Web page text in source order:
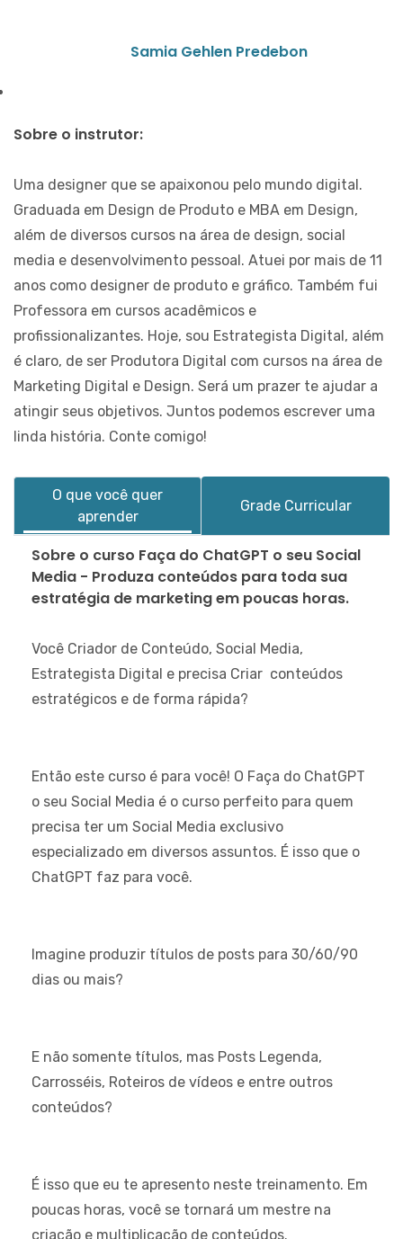
Samia Gehlen Predebon
Sobre o instrutor:
Uma designer que se apaixonou pelo mundo digital.
Graduada em Design de Produto e MBA em Design,
além de diversos cursos na área de design, social
media e desenvolvimento pessoal. Atuei por mais de 11
anos como designer de produto e gráfico. Também fui
Professora em cursos acadêmicos e
profissionalizantes. Hoje, sou Estrategista Digital, além
é claro, de ser Produtora Digital com cursos na área de
Marketing Digital e Design. Será um prazer te ajudar a
atingir seus objetivos. Juntos podemos escrever uma
linda história. Conte comigo!
O que você quer
aprender
Grade Curricular
Sobre o curso Faça do ChatGPT o seu Social
Media - Produza conteúdos para toda sua
estratégia de marketing em poucas horas.
Você Criador de Conteúdo, Social Media,
Estrategista Digital e precisa Criar conteúdos
estratégicos e de forma rápida?
Então este curso é para você! O Faça do ChatGPT
o seu Social Media é o curso perfeito para quem
precisa ter um Social Media exclusivo
especializado em diversos assuntos. É isso que o
ChatGPT faz para você.
Imagine produzir títulos de posts para 30/60/90
dias ou mais?
E não somente títulos, mas Posts Legenda,
Carrosséis, Roteiros de vídeos e entre outros
conteúdos?
É isso que eu te apresento neste treinamento. Em
poucas horas, você se tornará um mestre na
criação e multiplicação de conteúdos.